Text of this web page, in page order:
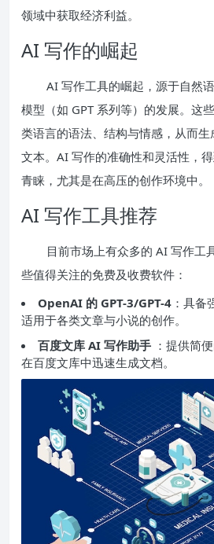
领域中获取经济利益。
AI 写作的崛起
AI 写作工具的崛起，源于自然
模型（如 GPT 系列等）的发展。这
类语言的语法、结构与情感，从而
文本。AI 写作的准确性和灵活性，
青睐，尤其是在高压的创作环境中。
AI 写作工具推荐
目前市场上有众多的 AI 写作工
些值得关注的免费及收费软件：
OpenAI 的 GPT-3/GPT-4 ：具备
适用于各类文章与小说的创作。
百度文库 AI 写作助手 ：提供简
在百度文库中迅速生成文档。